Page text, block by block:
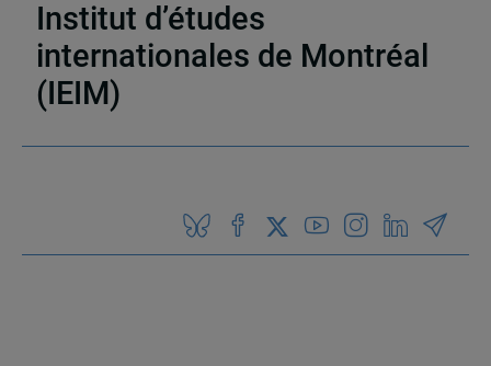
Institut d’études
internationales de Montréal
(IEIM)